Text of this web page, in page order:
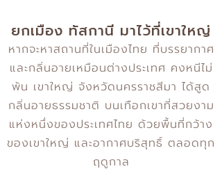
ยกเมือง ทัสกานี มาไว้ที่เขาใหญ่
หากจะหาสถานที่ในเมืองไทย ที่บรรยากาศ
และกลิ่นอายเหมือนต่างประเทศ คงหนีไม่
พ้น เขาใหญ่ จังหวัดนครราชสีมา ได้สูด
กลิ่นอายธรรมชาติ บนเทือกเขาที่สวยงาม
แห่งหนึ่งของประเทศไทย ด้วยพื้นที่กว้าง
ของเขาใหญ่ และอากาศบริสุทธิ์ ตลอดทุก
ฤดูกาล